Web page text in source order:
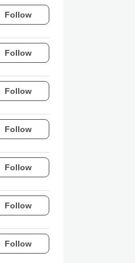
Follow
Follow
Follow
Follow
Follow
Follow
Follow